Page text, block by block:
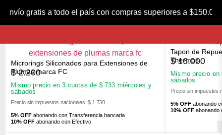
Obba× Limpiar todos los filtros FILTROS
Microrings Siliconados para Extensiones de
Plumas marca FC
$2.200
Mismo precio en 3 cuotas de $733 miércoles y
sábados
Precio sin impuestos nacionales: $ 1.738
5% OFF abonando con Transferencia bancaria
10% OFF abonando con Efectivo
Tapon de
Thermos
$16.000
Mismo precio
sábados
Precio sin impuestos
5% OFF abonando
10% OFF abonando
gratis a todo el país con compras superiores a